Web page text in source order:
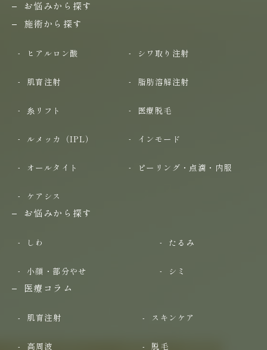
お悩みから探す
施術から探す
ヒアルロン酸 シワ取り注射
肌育注射 脂肪溶解注射
糸リフト 医療脱毛
ルメッカ（IPL） インモード
オールタイト ピーリング・点滴・内服
ケアシス
お悩みから探す
しわ たるみ
小顔・部分やせ シミ
医療コラム
肌育注射 スキンケア
高周波 脱毛